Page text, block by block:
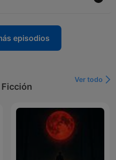
episodios
Ver todo